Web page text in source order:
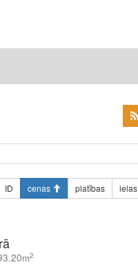
ID cenas platības ielas
2